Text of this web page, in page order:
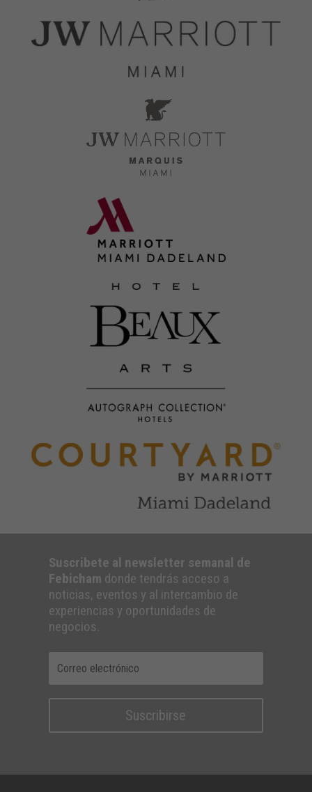
Suscribete al newsletter semanal de
Febicham donde tendrás acceso a
noticias, eventos y al intercambio de
experiencias y oportunidades de
negocios.
Suscribirse